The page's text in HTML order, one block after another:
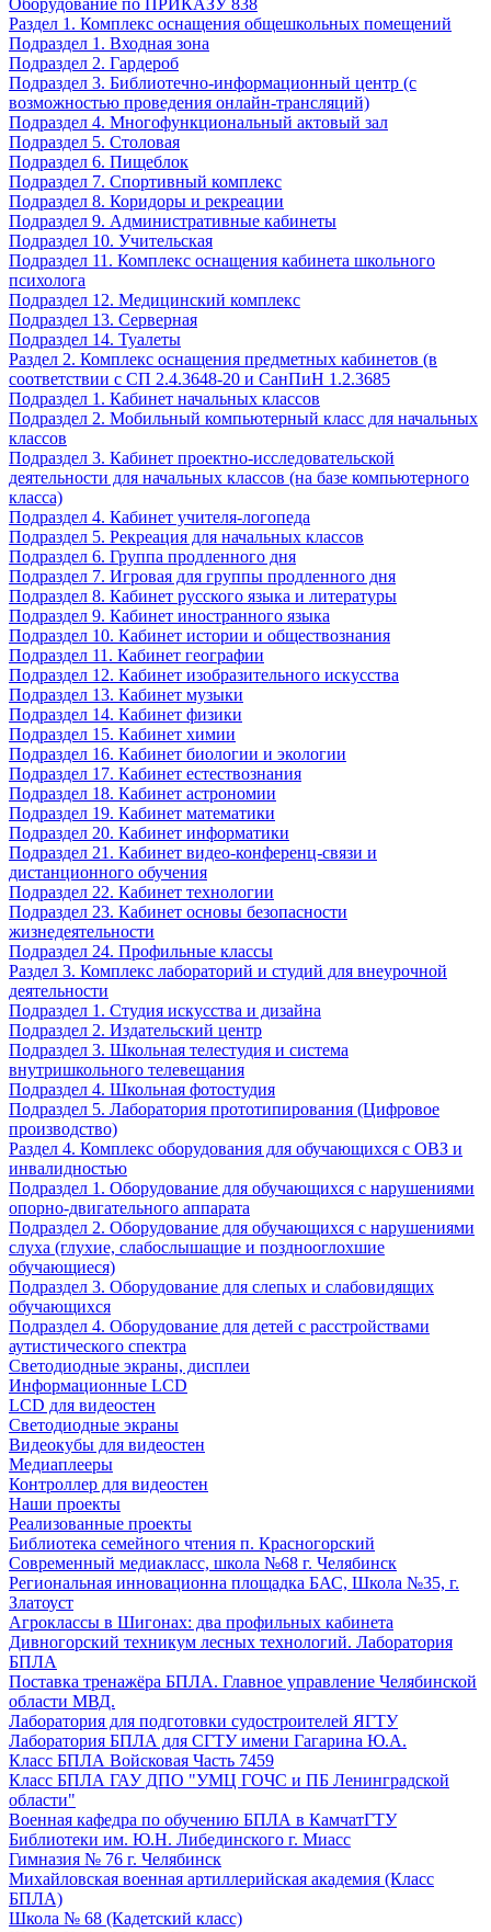
Оборудование по ПРИКАЗУ 838
Раздел 1. Комплекс оснащения общешкольных помещений
Подраздел 1. Входная зона
Подраздел 2. Гардероб
Подраздел 3. Библиотечно-информационный центр (с
возможностью проведения онлайн-трансляций)
Подраздел 4. Многофункциональный актовый зал
Подраздел 5. Столовая
Подраздел 6. Пищеблок
Подраздел 7. Спортивный комплекс
Подраздел 8. Коридоры и рекреации
Подраздел 9. Административные кабинеты
Подраздел 10. Учительская
Подраздел 11. Комплекс оснащения кабинета школьного
психолога
Подраздел 12. Медицинский комплекс
Подраздел 13. Серверная
Подраздел 14. Туалеты
Раздел 2. Комплекс оснащения предметных кабинетов (в
соответствии с СП 2.4.3648-20 и СанПиН 1.2.3685
Подраздел 1. Кабинет начальных классов
Подраздел 2. Мобильный компьютерный класс для начальных
классов
Подраздел 3. Кабинет проектно-исследовательской
деятельности для начальных классов (на базе компьютерного
класса)
Подраздел 4. Кабинет учителя-логопеда
Подраздел 5. Рекреация для начальных классов
Подраздел 6. Группа продленного дня
Подраздел 7. Игровая для группы продленного дня
Подраздел 8. Кабинет русского языка и литературы
Подраздел 9. Кабинет иностранного языка
Подраздел 10. Кабинет истории и обществознания
Подраздел 11. Кабинет географии
Подраздел 12. Кабинет изобразительного искусства
Подраздел 13. Кабинет музыки
Подраздел 14. Кабинет физики
Подраздел 15. Кабинет химии
Подраздел 16. Кабинет биологии и экологии
Подраздел 17. Кабинет естествознания
Подраздел 18. Кабинет астрономии
Подраздел 19. Кабинет математики
Подраздел 20. Кабинет информатики
Подраздел 21. Кабинет видео-конференц-связи и
дистанционного обучения
Подраздел 22. Кабинет технологии
Подраздел 23. Кабинет основы безопасности
жизнедеятельности
Подраздел 24. Профильные классы
Раздел 3. Комплекс лабораторий и студий для внеурочной
деятельности
Подраздел 1. Студия искусства и дизайна
Подраздел 2. Издательский центр
Подраздел 3. Школьная телестудия и система
внутришкольного телевещания
Подраздел 4. Школьная фотостудия
Подраздел 5. Лаборатория прототипирования (Цифровое
производство)
Раздел 4. Комплекс оборудования для обучающихся с ОВЗ и
инвалидностью
Подраздел 1. Оборудование для обучающихся с нарушениями
опорно-двигательного аппарата
Подраздел 2. Оборудование для обучающихся с нарушениями
слуха (глухие, слабослышащие и позднооглохшие
обучающиеся)
Подраздел 3. Оборудование для слепых и слабовидящих
обучающихся
Подраздел 4. Оборудование для детей с расстройствами
аутистического спектра
Светодиодные экраны, дисплеи
Информационные LCD
LCD для видеостен
Светодиодные экраны
Видеокубы для видеостен
Медиаплееры
Контроллер для видеостен
Наши проекты
Реализованные проекты
Библиотека семейного чтения п. Красногорский
Современный медиакласс, школа №68 г. Челябинск
Региональная инновационна площадка БАС, Школа №35, г.
Златоуст
Агроклассы в Шигонах: два профильных кабинета
Дивногорский техникум лесных технологий. Лаборатория
БПЛА
Поставка тренажёра БПЛА. Главное управление Челябинской
области МВД.
Лаборатория для подготовки судостроителей ЯГТУ
Лаборатория БПЛА для СГТУ имени Гагарина Ю.А.
Класс БПЛА Войсковая Часть 7459
Класс БПЛА ГАУ ДПО "УМЦ ГОЧС и ПБ Ленинградской
области"
Военная кафедра по обучению БПЛА в КамчатГТУ
Библиотеки им. Ю.Н. Либединского г. Миасс
Гимназия № 76 г. Челябинск
Михайловская военная артиллерийская академия (Класс
БПЛА)
Школа № 68 (Кадетский класс)